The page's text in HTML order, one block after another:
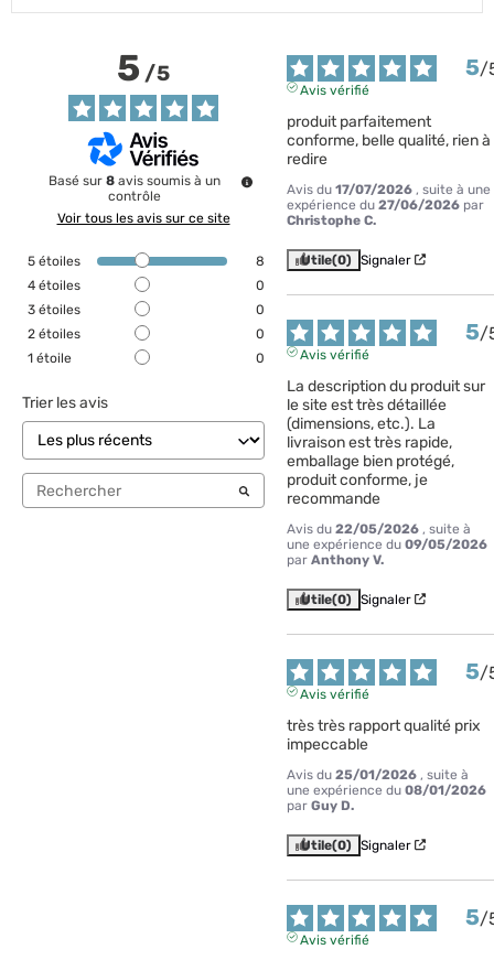
5/5
Basé sur8 avis soumis à un
contrôle
Voir tous les avis sur ce site
5 étoiles
8
4 étoiles
0
3 étoiles
0
2 étoiles
0
1 étoile 0
Trier les avis
5/
Avis vérifié
produit parfaitement
conforme, belle qualité, rien à
redire
Avis du 17/07/2026 , suite à une
expérience du 27/06/2026 par
Christophe C.
Utile(0) Signaler
5/
Avis vérifié
La description du produit sur
le site est très détaillée
(dimensions, etc.). La
livraison est très rapide,
emballage bien protégé,
produit conforme, je
recommande
Avis du 22/05/2026 , suite à
une expérience du 09/05/2026
par Anthony V.
Utile(0) Signaler
5/
Avis vérifié
très très rapport qualité prix
impeccable
Avis du 25/01/2026 , suite à
une expérience du 08/01/2026
par Guy D.
Utile(0) Signaler
5/
Avis vérifié